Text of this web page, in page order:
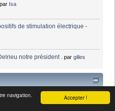
Accepter !
navigation.
par Isa
de stimulation électrique -
notre président . pargilles